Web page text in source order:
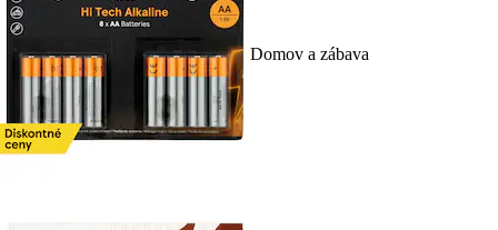
Domov a zábava